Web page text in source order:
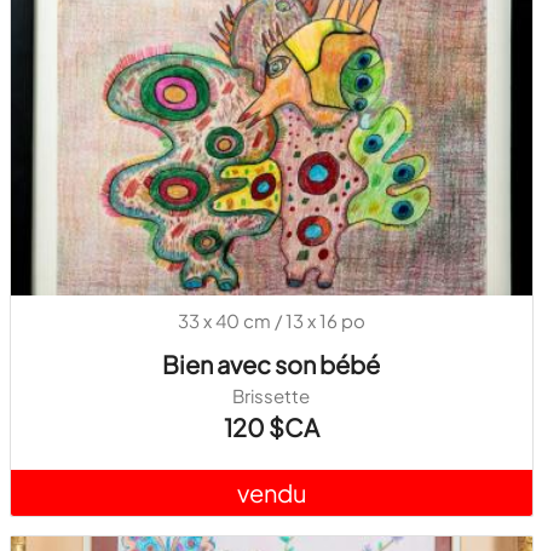
33 x 40 cm / 13 x 16 po
Bien avec son bébé
Brissette
120 $CA
vendu